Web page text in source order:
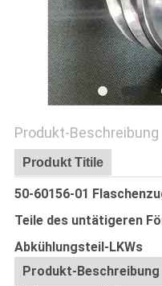
Produkt-Beschreibung
Produkt Titile
50-60156-01
Teile des untätigeren
Abkühlungsteil-LKWs
Produkt-Beschreibung